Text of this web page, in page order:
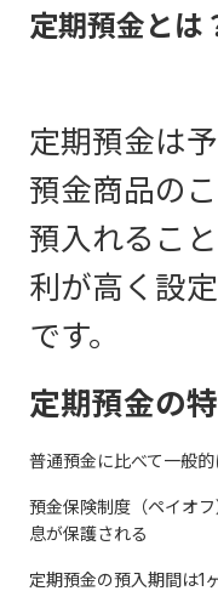
定期預金とは
定期預金は
預金商品の
預入れるこ
利が高く設
です。
定期預金の
普通預金に比べて一般
預金保険制度（ペイオ
息が保護される
定期預金の預入期間は1